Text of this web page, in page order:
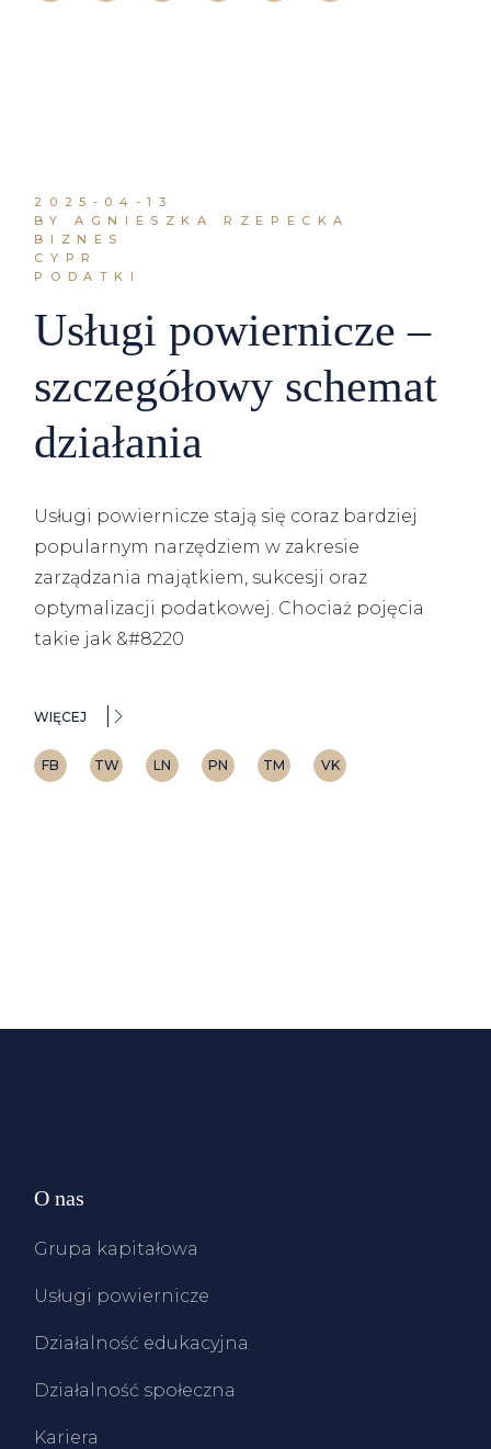
2025-04-13
BY AGNIESZKA RZEPECKA
BIZNES
CYPR
PODATKI
Usługi powiernicze –
szczegółowy schemat
działania
Usługi powiernicze stają się coraz bardziej
popularnym narzędziem w zakresie
zarządzania majątkiem, sukcesji oraz
optymalizacji podatkowej. Chociaż pojęcia
takie jak &#8220
WIĘCEJ
FB TW LN PN TM VK
O nas
Grupa kapitałowa
Usługi powiernicze
Działalność edukacyjna
Działalność społeczna
Kariera